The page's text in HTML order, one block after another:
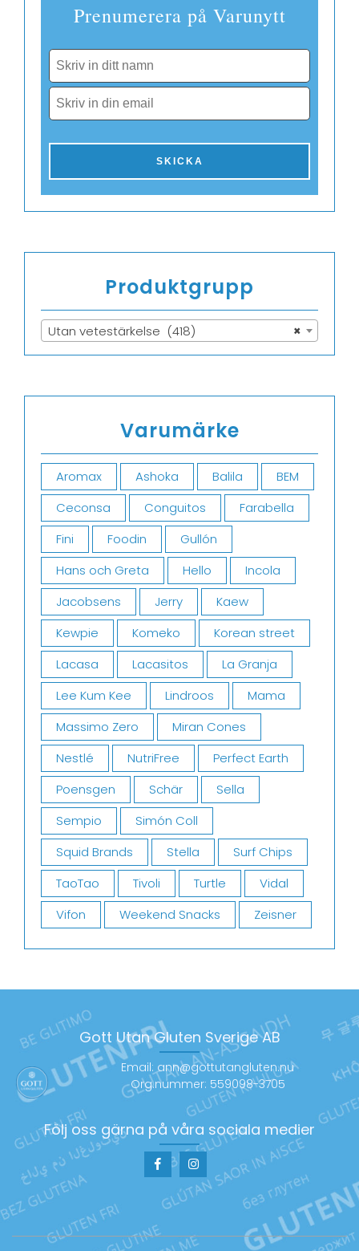
Prenumerera på Varunytt
Produktgrupp
×
Utan vetestärkelse (418)
Varumärke
Aromax Ashoka Balila
BEM
Ceconsa
Conguitos
Farabella
Fini
Foodin
Gullón
Hans och Greta
Hello
Incola
Jacobsens
Jerry
Kaew
Kewpie
Komeko
Korean street
Lacasa
Lacasitos
La Granja
Lee Kum Kee
Lindroos
Mama
Massimo Zero
Miran Cones
Nestlé
NutriFree
Perfect Earth
Poensgen
Schär
Sella
Sempio
Simón Coll
Squid Brands
Stella
Surf Chips
TaoTao
Tivoli Turtle
Vidal
Vifon
Weekend Snacks Zeisner
Gott Utan Gluten Sverige AB
Email: ann@gottutangluten.nu
Org.nummer: 559098-3705
Följ oss gärna på våra sociala medier